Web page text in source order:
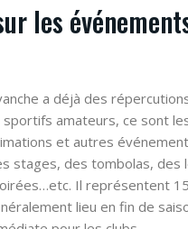
les
a déjà des
amateurs, ce sont
et autres
stages, des tombolas, des
Il représentent
lieu en fin de